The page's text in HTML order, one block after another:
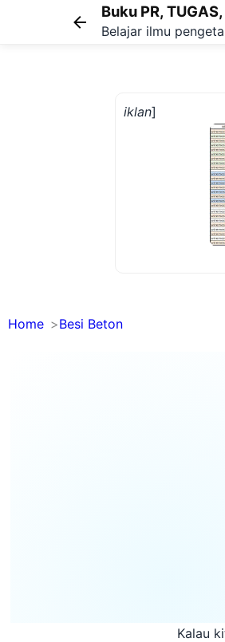
Buku PR,
Belajar ilmu
iklan]
Home Besi Beton
Kalau